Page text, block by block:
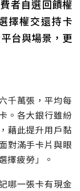
者自選回饋權
擇權交還持卡
台與場景，更
千萬張，平均每
。各大銀行雖紛
藉此提升用戶黏
對滿手卡片與眼
擇疲勞」。
哪一張卡有現金